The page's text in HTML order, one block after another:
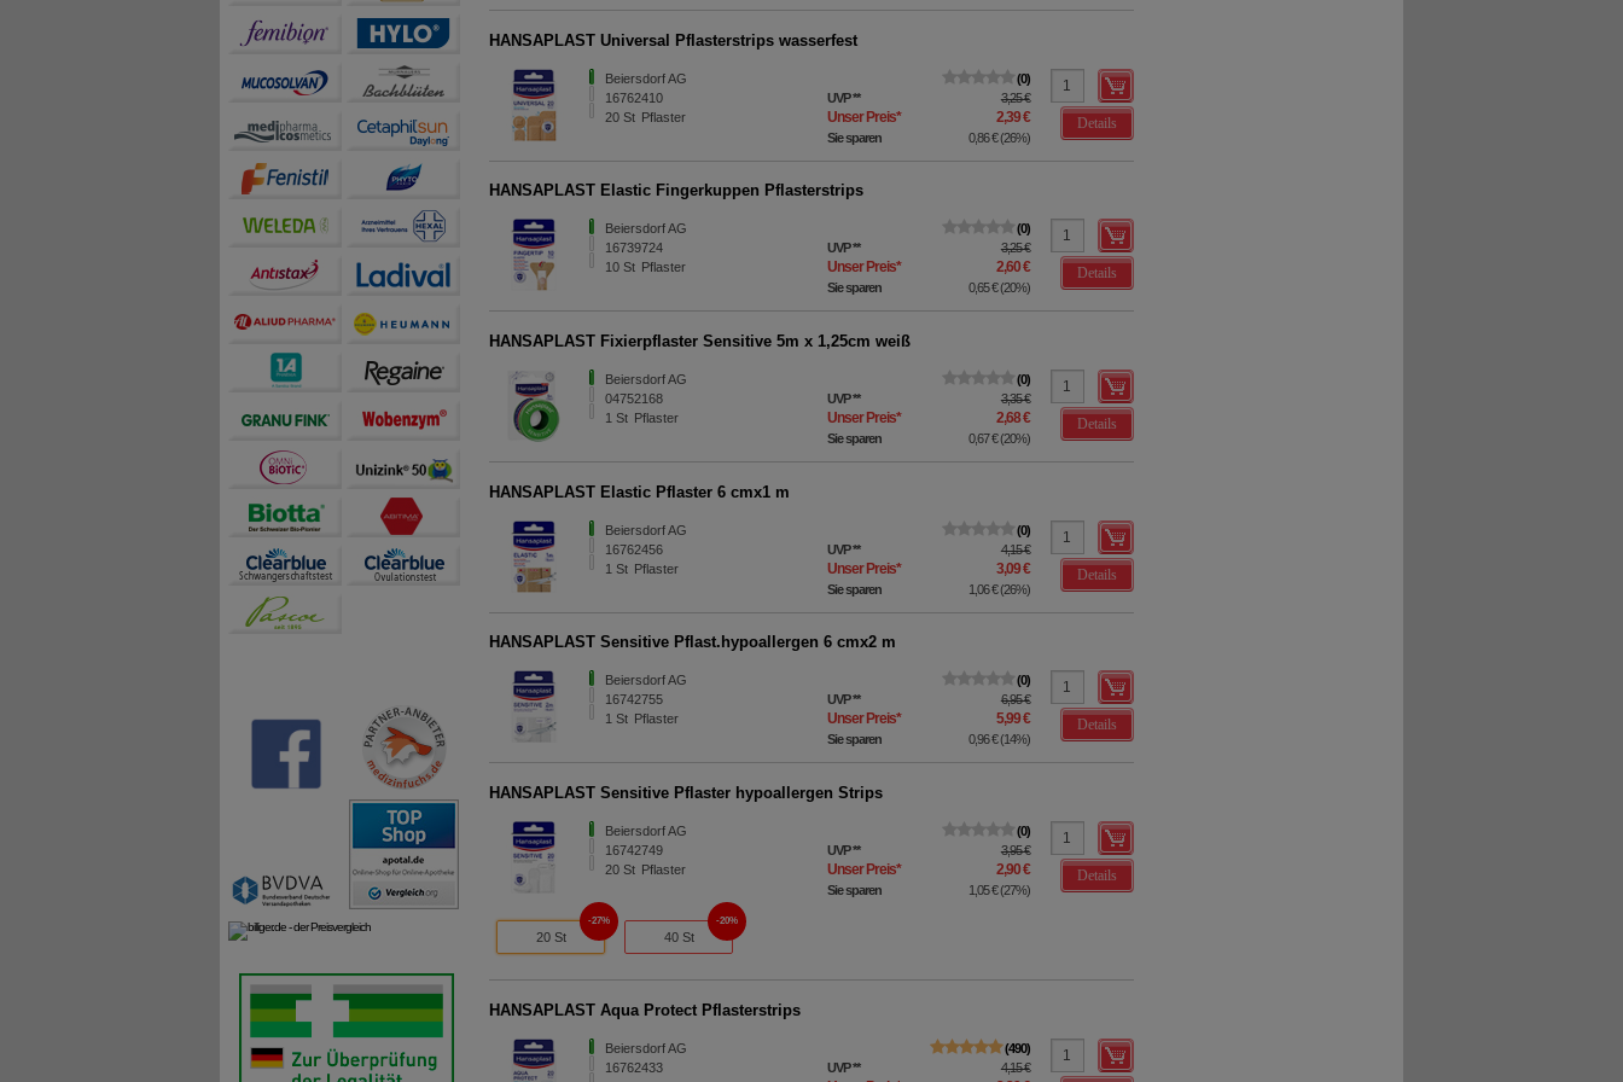
HANSAPLAST Universal Pflasterstrips wasserfest
Beiersdorf AG
16762410
20St Pflaster
0
UVP** 3,25 €
Unser Preis* 2,39 €
Sie sparen 0,86 €(26%)
Details
HANSAPLAST Elastic Fingerkuppen Pflasterstrips
Beiersdorf AG
16739724
10St Pflaster
0
UVP** 3,25 €
Unser Preis* 2,60 €
Sie sparen 0,65 €(20%)
Details
HANSAPLAST Fixierpflaster Sensitive 5m x 1,25cm weiß
Beiersdorf AG
04752168
1St Pflaster
0
UVP** 3,35 €
Unser Preis* 2,68 €
Sie sparen 0,67 €(20%)
Details
HANSAPLAST Elastic Pflaster 6 cmx1 m
Beiersdorf AG
16762456
1St Pflaster
0
UVP** 4,15 €
Unser Preis* 3,09 €
Sie sparen 1,06 €(26%)
Details
HANSAPLAST Sensitive Pflast.hypoallergen 6 cmx2 m
Beiersdorf AG
16742755
1St Pflaster
0
UVP** 6,95 €
Unser Preis* 5,99 €
Sie sparen 0,96 €(14%)
Details
HANSAPLAST Sensitive Pflaster hypoallergen Strips
Beiersdorf AG
16742749
20St Pflaster
0
UVP** 3,95 €
Unser Preis* 2,90 €
Sie sparen 1,05 €(27%)
Details
20 St
27%
40 St
20%
HANSAPLAST Aqua Protect Pflasterstrips
Beiersdorf AG
16762433
490
UVP** 4,15 €